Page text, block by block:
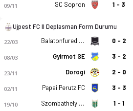
09/11 SC Sopron 1 - 3
Ujpest FC II Deplasman Form Durumu
22/03 Balatonfuredi FC 0 - 2
08/03 Gyirmot SE 3 - 2
23/11 Dorogi 2 - 0
02/11 Papai Perutz FC 3 - 3
19/10 Szombathelyi Haladás 1 - 1